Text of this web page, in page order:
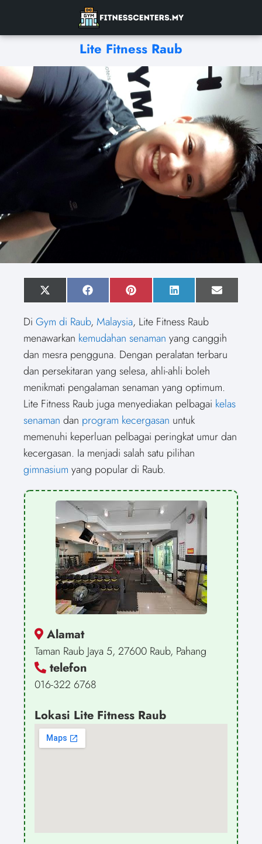
Lite Fitness Raub
S
h
r
o
n
X
(
w
t
t
e
r
)
S
h
r
o
n
F
a
e
o
o
k
S
h
o
n
P
i
r
e
s
t
S
h
r
o
n
L
i
k
d
I
n
S
h
e
o
n
E
m
l
Di Gym di Raub, Malaysia, Lite Fitness Raub
menawarkan kemudahan senaman yang canggih
dan mesra pengguna. Dengan peralatan terbaru
dan persekitaran yang selesa, ahli-ahli boleh
menikmati pengalaman senaman yang optimum.
Lite Fitness Raub juga menyediakan pelbagai kelas
senaman dan program kecergasan untuk
memenuhi keperluan pelbagai peringkat umur dan
kecergasan. Ia menjadi salah satu pilihan
gimnasium yang popular di Raub.
Alamat
Taman Raub Jaya 5, 27600 Raub, Pahang
telefon
016-322 6768
Lokasi Lite Fitness Raub